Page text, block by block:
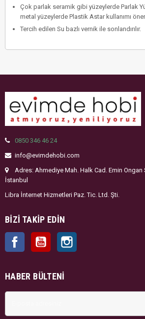
Çok parlak seramik gibi yüzeylerde Parlak
metal yüzeylerde Plastik Astar kullanımı
Tercih edilen Su bazlı vernik ile sonlandırılır.
0850 346 46 24
info@evimdehobi.com
Adres: Ahmediye Mah. Halk Cad. Emin
İstanbul
Libra İnternet Hizmetleri Paz. Tic. Ltd. Şti.
BIZI TAKIP EDIN
Facebook YouTube
HABER BÜLTENI